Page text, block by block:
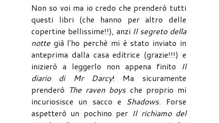
Non so voi ma io credo che prenderò tutti
questi libri (che hanno per altro delle
copertine bellissime!!), anzi Il segreto della
notte già l'ho perchè mi è stato inviato in
anteprima dalla casa editrice (grazie!!!) e
inizierò a leggerlo non appena finito Il
diario di Mr Darcy! Ma sicuramente
prenderò The raven boysche proprio mi
incuriosisce un sacco e Shadows. Forse
aspetterò un pochino per Il richiamo del